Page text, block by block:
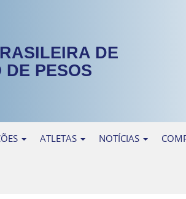
DE
DE PESOS
ATLETAS NOTÍCIAS